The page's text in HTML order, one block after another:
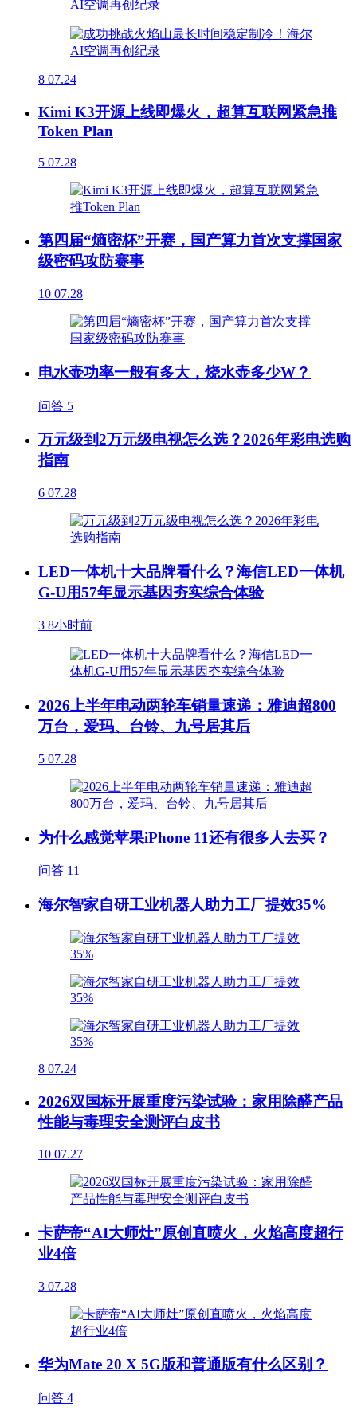
8 07.24
Kimi K3开源上线即爆火，超算互联网紧急推
Token Plan
5 07.28
第四届“熵密杯”开赛，国产算力首次支撑国家
级密码攻防赛事
10 07.28
电水壶功率一般有多大，烧水壶多少W？
问答 5
万元级到2万元级电视怎么选？2026年彩电选购
指南
6 07.28
LED一体机十大品牌看什么？海信LED一体机
G-U用57年显示基因夯实综合体验
3 8小时前
2026上半年电动两轮车销量速递：雅迪超800
万台，爱玛、台铃、九号居其后
5 07.28
为什么感觉苹果iPhone 11还有很多人去买？
问答 11
海尔智家自研工业机器人助力工厂提效35%
8 07.24
2026双国标开展重度污染试验：家用除醛产品
性能与毒理安全测评白皮书
10 07.27
卡萨帝“AI大师灶”原创直喷火，火焰高度超行
业4倍
3 07.28
华为Mate 20 X 5G版和普通版有什么区别？
问答 4